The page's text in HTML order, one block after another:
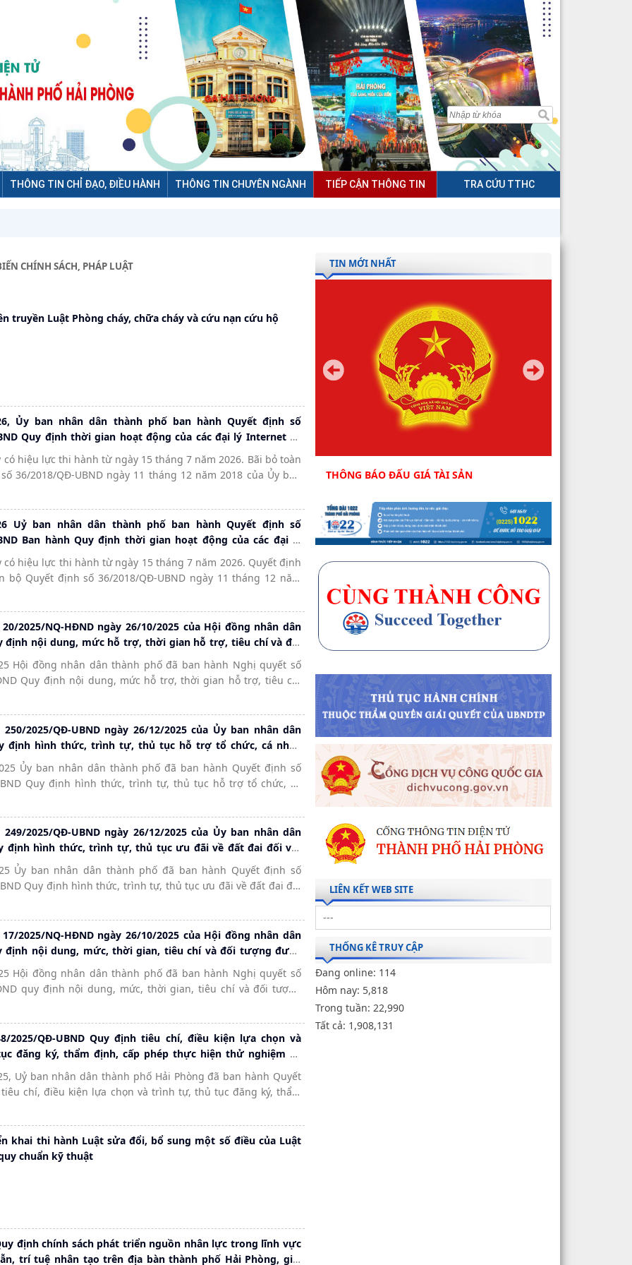
THÔNG TIN CHỈ ĐẠO, ĐIỀU HÀNH THÔNG TIN CHUYÊN NGÀNH TIẾP CẬN THÔNG TIN TRA CỨU TTHC
CHÍNH SÁCH, PHÁP LUẬT
truyền Luật Phòng cháy, chữa cháy và cứu nạn cứu hộ
Ủy ban nhân dân thành phố ban hành Quyết định số
Quy định thời gian hoạt động của các đại lý Internet và
Internet công cộng không cung cấp dịch vụ trò chơi điện tử
phố Hải Phòng
có hiệu lực thi hành từ ngày 15 tháng 7 năm 2026. Bãi bỏ toàn
36/2018/QĐ-UBND ngày 11 tháng 12 năm 2018 của Ủy ban
và điểm cung cấp dịch vụ trò chơi điện tử công cộng trên
Hải Phòng và Quyết định số 37/2020/QĐ-UBND ngày 11
của Ủy ban nhân dân thành phố Hải Phòng sửa đổi, bố
dân thành phố về quản lý điểm truy nhập Internet
cung cấp dịch vụ trò chơi điện tử công cộng trên địa bàn
Uỷ ban nhân dân thành phố ban hành Quyết định số
Ban hành Quy định thời gian hoạt động của các đại lý
truy nhập Internet công cộng không cung cấp dịch vụ trò
địa bàn thành phố Hải Phòng
có hiệu lực thi hành từ ngày 15 tháng 7 năm 2026. Quyết định
bộ Quyết định số 36/2018/QĐ-UBND ngày 11 tháng 12 năm
Internet công cộng và điểm cung cấp dịch vụ trò chơi điện
địa bàn thành phố Hải Phòng và Quyết định số 37/2020/QĐ-
12 năm 2020 của Ủy ban nhân dân thành phố Hải Phòng
của Ủy ban nhân dân thành phố về quản lý điểm truy
cộng và điểm cung cấp dịch vụ trò chơi điện tử công cộng
2025/NQ-HĐND ngày 26/10/2025 của Hội đồng nhân dân
định nội dung, mức hỗ trợ, thời gian hỗ trợ, tiêu chí và đối
trợ thuê tài sản kết cấu hạ tầng khoa học và công nghệ
đấu giá để hoạt động;
Hội đồng nhân dân thành phố đã ban hành Nghị quyết số
Quy định nội dung, mức hỗ trợ, thời gian hỗ trợ, tiêu chí
đấu giá để hoạt động;
2025/QĐ-UBND ngày 26/12/2025 của Ủy ban nhân dân
định hình thức, trình tự, thủ tục hỗ trợ tổ chức, cá nhân
tài sản kết cấu hạ tầng khoa học và công nghệ không
để hoạt động
Ủy ban nhân dân thành phố đã ban hành Quyết định số
Quy định hình thức, trình tự, thủ tục hỗ trợ tổ chức, cá
để hoạt động
2025/QĐ-UBND ngày 26/12/2025 của Ủy ban nhân dân
định hình thức, trình tự, thủ tục ưu đãi về đất đai đối với
doanh nghiệp khoa học và công nghệ trên địa bàn thành phố
Ủy ban nhân dân thành phố đã ban hành Quyết định số
Quy định hình thức, trình tự, thủ tục ưu đãi về đất đai đối
2025/NQ-HĐND ngày 26/10/2025 của Hội đồng nhân dân
định nội dung, mức, thời gian, tiêu chí và đối tượng được
đất đai đối với doanh nghiệp khoa học và công nghệ trên
Hội đồng nhân dân thành phố đã ban hành Nghị quyết số
quy định nội dung, mức, thời gian, tiêu chí và đối tượng
phố
2025/QĐ-UBND Quy định tiêu chí, điều kiện lựa chọn và
đăng ký, thẩm định, cấp phép thực hiện thử nghiệm có
pháp công nghệ mới
Uỷ ban nhân dân thành phố Hải Phòng đã ban hành Quyết
chí, điều kiện lựa chọn và trình tự, thủ tục đăng ký, thẩm
khai thi hành Luật sửa đổi, bổ sung một số điều của Luật
chuẩn kỹ thuật
định chính sách phát triển nguồn nhân lực trong lĩnh vực
trí tuệ nhân tạo trên địa bàn thành phố Hải Phòng, giai
TIN MỚI NHẤT
THÔNG BÁO ĐẤU GIÁ TÀI SẢN
LIÊN KẾT WEB SITE
THỐNG KÊ TRUY CẬP
Đang online: 114
Hôm nay: 5,818
Trong tuần: 22,990
Tất cả: 1,908,131